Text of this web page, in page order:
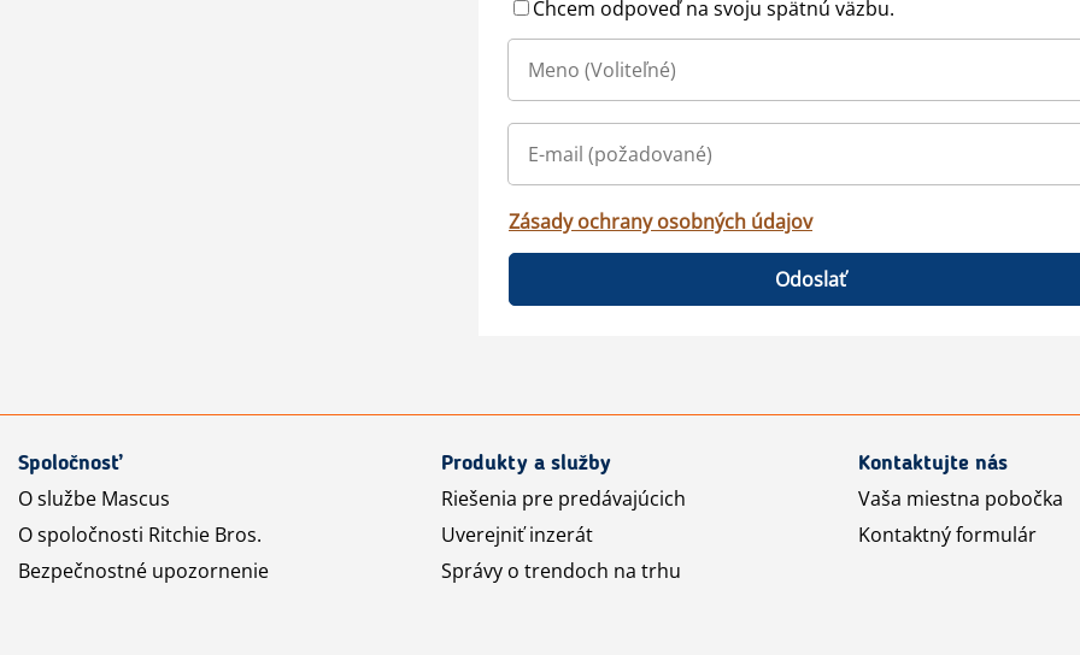
Chcem odpoveď na svoju spätnú väzbu.
Zásady ochrany osobných údajov
Odoslať
Spoločnosť
O službe Mascus
O spoločnosti Ritchie Bros.
Bezpečnostné upozornenie
Produkty a služby
Riešenia pre predávajúcich
Uverejniť inzerát
Správy o trendoch na trhu
Kontaktujte nás
Vaša miestna pobočka
Kontaktný formulár